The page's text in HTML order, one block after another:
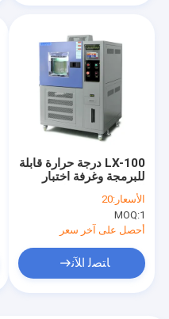
LX-100 درجة حرارة قابلة
للبرمجة وغرفة اختبار
كيلو وات
الأسعار:20
MOQ:1
أحصل على آخر سعر
ﺎﺘﺼﻟ ﺍﻶﻧ